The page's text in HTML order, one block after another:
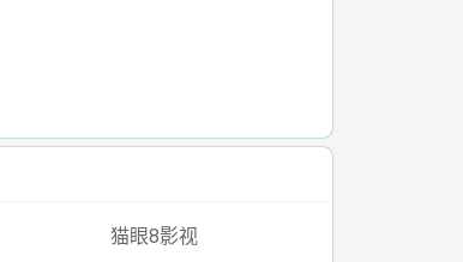
猫眼8影视